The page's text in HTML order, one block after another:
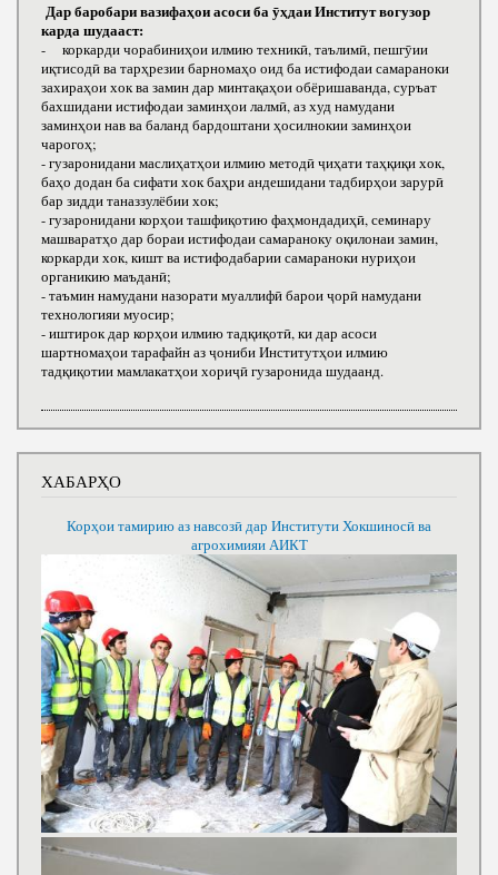
Дар баробари вазифаҳои асоси ба ӯҳдаи Институт вогузор
карда шудааст:
- коркарди чорабиниҳои илмию техникӣ, таълимӣ, пешгӯии
иқтисодӣ ва тарҳрезии барномаҳо оид ба истифодаи самараноки
захираҳои хок ва замин дар минтақаҳои обёришаванда, суръат
бахшидани истифодаи заминҳои лалмӣ, аз худ намудани
заминҳои нав ва баланд бардоштани ҳосилнокии заминҳои
чарогоҳ;
- гузаронидани маслиҳатҳои илмию методӣ ҷиҳати таҳқиқи хок,
баҳо додан ба сифати хок баҳри андешидани тадбирҳои зарурӣ
бар зидди таназзулёбии хок;
- гузаронидани корҳои ташфиқотию фаҳмондадиҳӣ, семинару
машваратҳо дар бораи истифодаи самараноку оқилонаи замин,
коркарди хок, кишт ва истифодабарии самараноки нуриҳои
органикию маъданӣ;
- таъмин намудани назорати муаллифӣ барои ҷорӣ намудани
технологияи муосир;
- иштирок дар корҳои илмию тадқиқотӣ, ки дар асоси
шартномаҳои тарафайн аз ҷониби Институтҳои илмию
тадқиқотии мамлакатҳои хориҷӣ гузаронида шудаанд.
ХАБАРҲО
Корҳои тамирию аз навсозӣ дар Институти Хокшиносӣ ва
агрохимияи АИКТ